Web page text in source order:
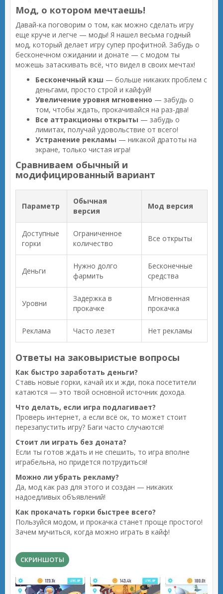
Мод, о котором мечтаешь!
Давай-ка поговорим о том, как можно сделать игру
еще круче и легче — моды! Я нашел весьма годный
мод, который делает игру супер профитной. Забудь о
бесконечном ожидании и донате — с модом ты
можешь затаскивать всё, что видел в своих мечтах!
Бесконечный кэш — больше никаких проблем с
деньгами, просто строй и кайфуй!
Увеличение уровня мгновенно — забудь о
том, чтобы ждать, прокачивайся на раз-два!
Все аттракционы открыты — забудь о
лимитах, получай удовольствие от всего!
Устранение рекламы — никакой дратоты на
экране, только чистая игра!
Сравниваем обычный и
модифицированный вариант
Параметр
Обычная
версия
Мод версия
Доступные
горки
Ограниченное
количество
Все открыты
Деньги
Нужно долго
фармить
Бесконечные
средства
Уровни
Задержка в
прокачке
Мгновенная
прокачка
Реклама Часто лезет Нет рекламы
Ответы на заковыристые вопросы
Как быстро заработать деньги?
Ставь новые горки, качай их и жди, пока посетители
катаются — это твой основной источник дохода.
Что делать, если игра подлагивает?
Проверь интернет, а если всё ок, то может стоит
перезапустить игру? Баги часто случаются!
Стоит ли играть без доната?
Если ты готов ждать и не спешить, то игра вполне
играбельна, но придется потрудиться!
Можно ли убрать рекламу?
Да, мод как раз для этого и создан — никаких
надоедливых объявлений!
Как прокачать горки быстрее всего?
Пользуйся модом, и прокачка станет проще простого!
Зачем мучиться, когда можно играть в кайф!
СКРИНШОТЫ